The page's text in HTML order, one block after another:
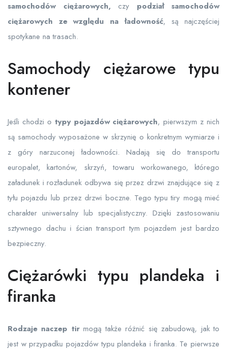
samochodów ciężarowych, czy podział samochodów
ciężarowych ze względu na ładowność, są najczęściej
spotykane na trasach.
Samochody ciężarowe typu
kontener
Jeśli chodzi o typy pojazdów ciężarowych, pierwszym z nich
są samochody wyposażone w skrzynię o konkretnym wymiarze i
z góry narzuconej ładowności. Nadają się do transportu
europalet, kartonów, skrzyń, towaru workowanego, którego
załadunek i rozładunek odbywa się przez drzwi znajdujące się z
tyłu pojazdu lub przez drzwi boczne. Tego typu tiry mogą mieć
charakter uniwersalny lub specjalistyczny. Dzięki zastosowaniu
sztywnego dachu i ścian transport tym pojazdem jest bardzo
bezpieczny.
Ciężarówki typu plandeka i
firanka
Rodzaje naczep tirmogą także różnić się zabudową, jak to
jest w przypadku pojazdów typu plandeka i firanka. Te pierwsze